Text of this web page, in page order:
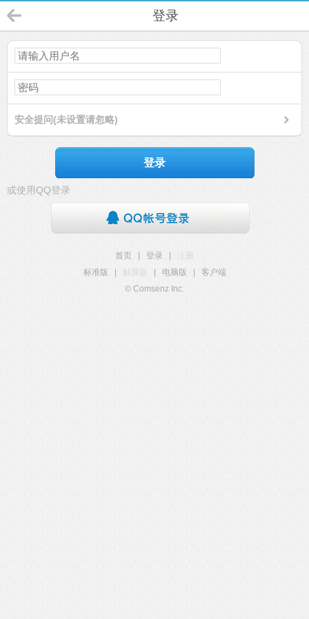
登录
安全提问(未设置请忽略)
登录
或使用QQ登录
首页 登录
注册
标准版
触屏版 电脑版
客户端
© Comsenz Inc.